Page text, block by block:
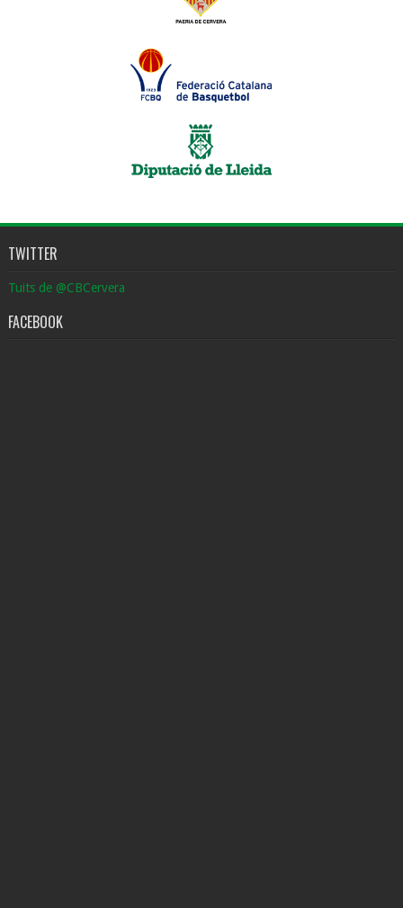
TWITTER
Tuits de @CBCervera
FACEBOOK